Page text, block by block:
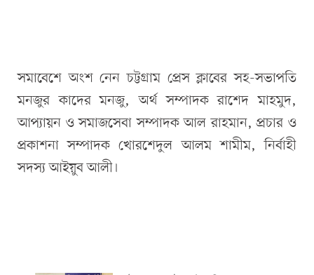
সমাবেশে অংশ নেন চট্টগ্রাম প্রেস ক্লাবের সহ-সভাপতি
মনজুর কাদের মনজু, অর্থ সম্পাদক রাশেদ মাহমুদ,
আপ্যায়ন ও সমাজসেবা সম্পাদক আল রাহমান, প্রচার ও
প্রকাশনা সম্পাদক খোরশেদুল আলম শামীম, নির্বাহী
সদস্য আইয়ুব আলী।